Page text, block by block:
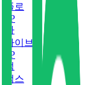
플로
P
바
바이브
P
벅
벅스